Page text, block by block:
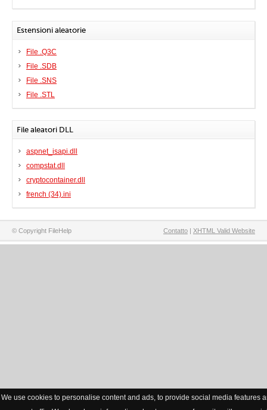
We use cookies to personalise content and ads, to provide social media features
Estensioni aleatorie
File .Q3C
File .SDB
File .SNS
File .STL
File aleatori DLL
aspnet_isapi.dll
compstat.dll
cryptocontainer.dll
french (34).ini
© Copyright FileHelp Contatto | XHTML Valid Website